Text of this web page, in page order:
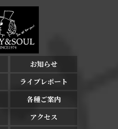
お知らせ
ライブレポート
各種ご案内
アクセス